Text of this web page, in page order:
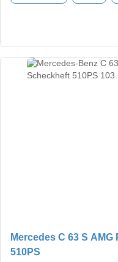
Mercedes C 63 S
510PS